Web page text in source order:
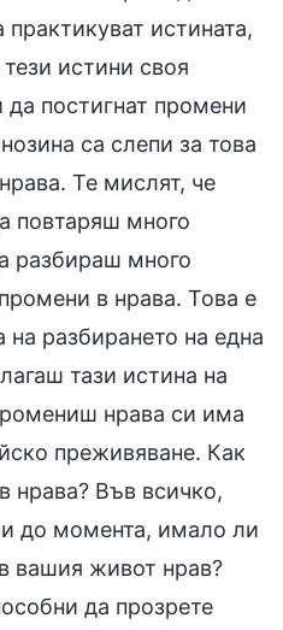
практикуват истината,
истини своя
да постигнат промени
са слепи за това
Те мислят, че
повтаряш много
разбираш много
в нрава. Това е
разбирането на една
тази истина на
нрава си има
преживяване. Как
нрава? Във всичко,
до момента, имало ли
вашия живот нрав?
да прозрете